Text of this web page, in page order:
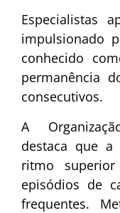
Especialistas
impulsionado
conhecido
permanência
consecutivos.
A
destaca que a
ritmo
episódios de
frequentes.